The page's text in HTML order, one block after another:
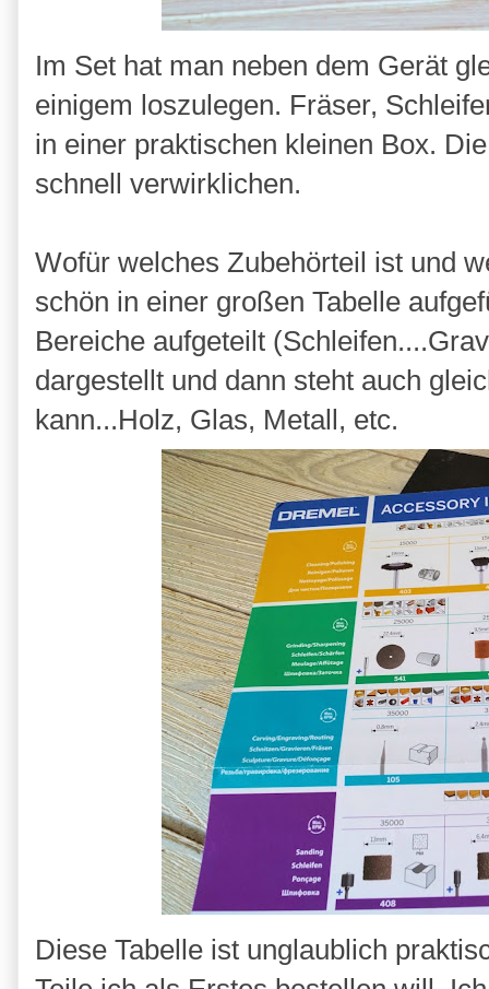
Im Set hat man neben dem Gerät
einigem loszulegen. Fräser,
in einer praktischen kleinen Box.
schnell verwirklichen.
Wofür welches Zubehörteil ist und
schön in einer großen Tabelle
Bereiche aufgeteilt
dargestellt und dann steht auch
kann...Holz, Glas, Metall, etc.
Diese Tabelle ist unglaublich